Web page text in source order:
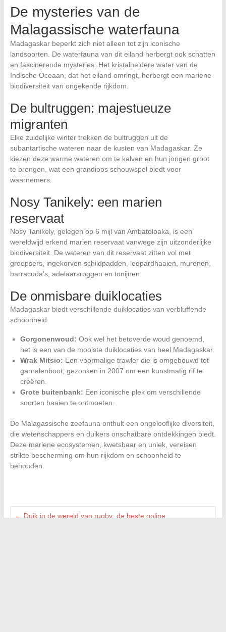
De mysteries van de
Malagassische waterfauna
Madagaskar beperkt zich niet alleen tot zijn iconische
landsoorten. De waterfauna van dit eiland herbergt ook schatten
en fascinerende mysteries. Het kristalheldere water van de
Indische Oceaan, dat het eiland omringt, herbergt een mariene
biodiversiteit van ongekende rijkdom.
De bultruggen: majestueuze
migranten
Elke zuidelijke winter trekken de bultruggen uit de
subantartische wateren naar de kusten van Madagaskar. Ze
kiezen deze warme wateren om te kalven en hun jongen groot
te brengen, wat een grandioos schouwspel biedt voor
waarnemers.
Nosy Tanikely: een marien
reservaat
Nosy Tanikely, gelegen op 6 mijl van Ambatoloaka, is een
wereldwijd erkend marien reservaat vanwege zijn uitzonderlijke
biodiversiteit. De wateren van dit reservaat zitten vol met
groepsers, ingekorven schildpadden, leopardhaaien, murenen,
barracuda’s, adelaarsroggen en tonijnen.
De onmisbare duiklocaties
Madagaskar biedt verschillende duiklocaties van verbluffende
schoonheid:
Gorgonenwoud: Ook wel het betoverde woud genoemd,
het is een van de mooiste duiklocaties van heel Madagaskar.
Wrak Mitsio: Een voormalige trawler die is omgebouwd tot
garnalenboot, gezonken in 2007 om een kunstmatig rif te
creëren.
Grote buitenbank: Een iconische plek om verschillende
soorten haaien te ontmoeten.
De Malagassische zeefauna onthult een ongelooflijke diversiteit,
die wetenschappers en duikers onschatbare ontdekkingen biedt.
Deze mariene ecosystemen, kwetsbaar en uniek, vereisen
strikte bescherming om hun rijkdom en schoonheid te
behouden.
← Duik in de wereld van rugby: de beste online